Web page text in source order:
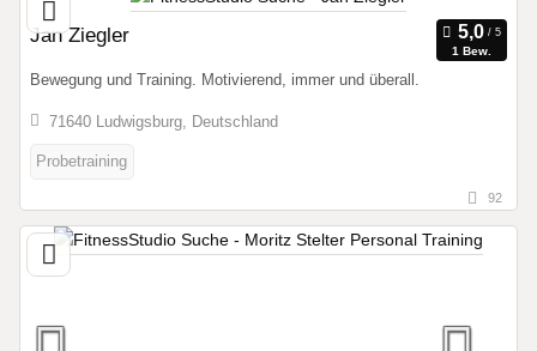
Jan Ziegler
1 Bew.
Bewegung und Training. Motivierend, immer und überall.
71640 Ludwigsburg, Deutschland
Probetraining
92